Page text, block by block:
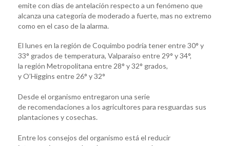
emite con días de antelación respecto a un fenómeno que
alcanza una categoría de moderado a fuerte, mas no extremo
como en el caso de la alarma.
El lunes en la región de Coquimbo podría tener entre 30° y
33° grados de temperatura, Valparaíso entre 29° y 34°,
la región Metropolitana entre 28° y 32° grados,
y O’Higgins entre 26° y 32°
Desde el organismo entregaron una serie
de recomendaciones a los agricultores para resguardas sus
plantaciones y cosechas.
Entre los consejos del organismo está el reducir